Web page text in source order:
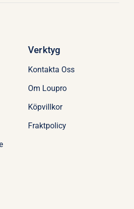
Verktyg
Kontakta Oss
Om Loupro
Köpvillkor
Fraktpolicy